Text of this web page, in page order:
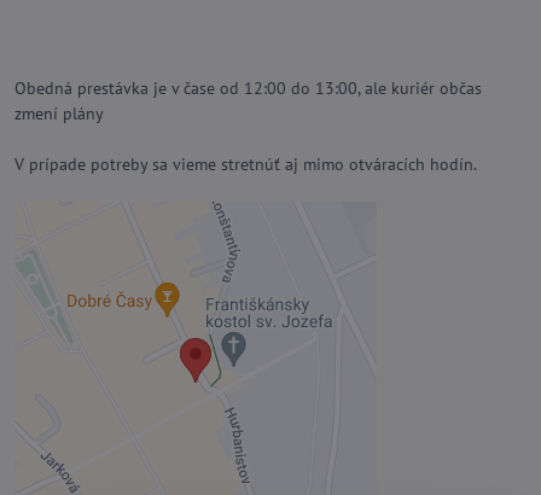
Obedná prestávka je v čase od 12:00 do 13:00, ale kuriér občas
zmení plány
V prípade potreby sa vieme stretnúť aj mimo otváracích hodín.
Externý obsah je blokovaný
Voľbami súkromia
Prajete si načítať externý obsah?
Povoliť tentokrát
Povoliť a zapamätať - súhlas s
druhom cookie: Funkčné